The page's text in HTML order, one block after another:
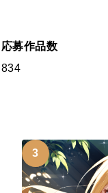
応募作品数
834
3